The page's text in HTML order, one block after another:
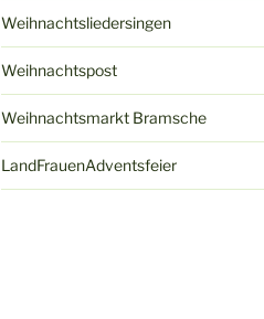
Weihnachtsliedersingen
Weihnachtspost
Weihnachtsmarkt Bramsche
LandFrauenAdventsfeier